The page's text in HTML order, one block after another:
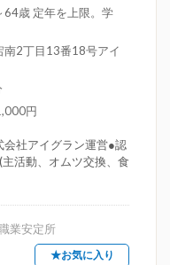
64歳 定年を上限。学
南2丁目13番18号アイ
円
会社アイグラン運営●認
活動、オムツ交換、食
業安定所
★お気に入り